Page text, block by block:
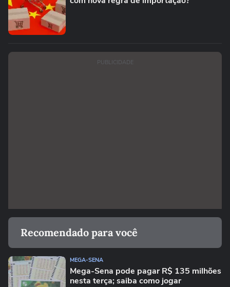
PUBLICIDADE
Recomendado para você
MEGA-SENA
Mega-Sena pode pagar R$ 135 milhões
nesta terça; saiba como jogar